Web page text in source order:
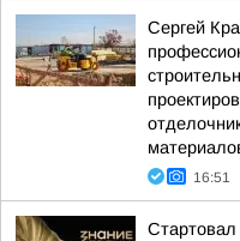
Сергей
16:51
Стартовал